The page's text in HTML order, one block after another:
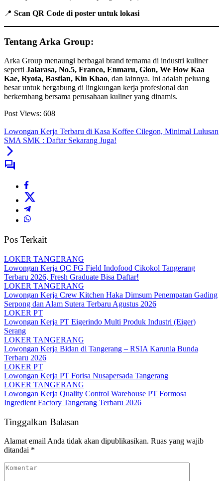
📍 Scan QR Code di poster untuk lokasi
Tentang Arka Group:
Arka Group menaungi berbagai brand ternama di industri kuliner
seperti Jalarasa, No.5, Franco, Enmaru, Gion, We How Kaa
Kae, Ryota, Bastian, Kin Khao, dan lainnya. Ini adalah peluang
besar untuk bergabung di lingkungan kerja profesional dan
berkembang bersama perusahaan kuliner yang dinamis.
Post Views: 608
Lowongan Kerja Terbaru di Kasa Koffee Cilegon, Minimal Lulusan
SMA SMK : Daftar Sekarang Juga!
Pos Terkait
LOKER TANGERANG
Lowongan Kerja QC FG Field Indofood Cikokol Tangerang
Terbaru 2026, Fresh Graduate Bisa Daftar!
LOKER TANGERANG
Lowongan Kerja Crew Kitchen Haka Dimsum Penempatan Gading
Serpong dan Alam Sutera Terbaru Agustus 2026
LOKER PT
Lowongan Kerja PT Eigerindo Multi Produk Industri (Eiger)
Serang
LOKER TANGERANG
Lowongan Kerja Bidan di Tangerang – RSIA Karunia Bunda
Terbaru 2026
LOKER PT
Lowongan Kerja PT Forisa Nusapersada Tangerang
LOKER TANGERANG
Lowongan Kerja Quality Control Warehouse PT Formosa
Ingredient Factory Tangerang Terbaru 2026
Tinggalkan Balasan
Alamat email Anda tidak akan dipublikasikan. Ruas yang wajib
ditandai *